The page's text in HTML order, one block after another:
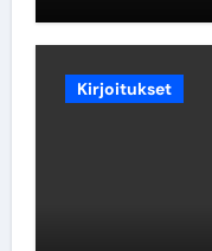
Kirjoitukset